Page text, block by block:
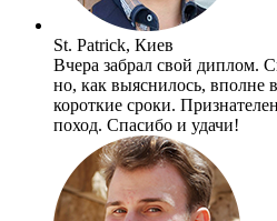
St. Patrick, Киев
Вчера забрал свой диплом.
но, как выяснилось,
короткие сроки.
поход. Спасибо и удачи!